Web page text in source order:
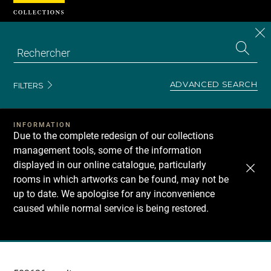
FILTERS ADVANCED SEARCH
INFORMATION
Due to the complete redesign of our collections
management tools, some of the information
displayed in our online catalogue, particularly
rooms in which artworks can be found, may not be
up to date. We apologise for any inconvenience
caused while normal service is being restored.
Recherche
Cookies management panel